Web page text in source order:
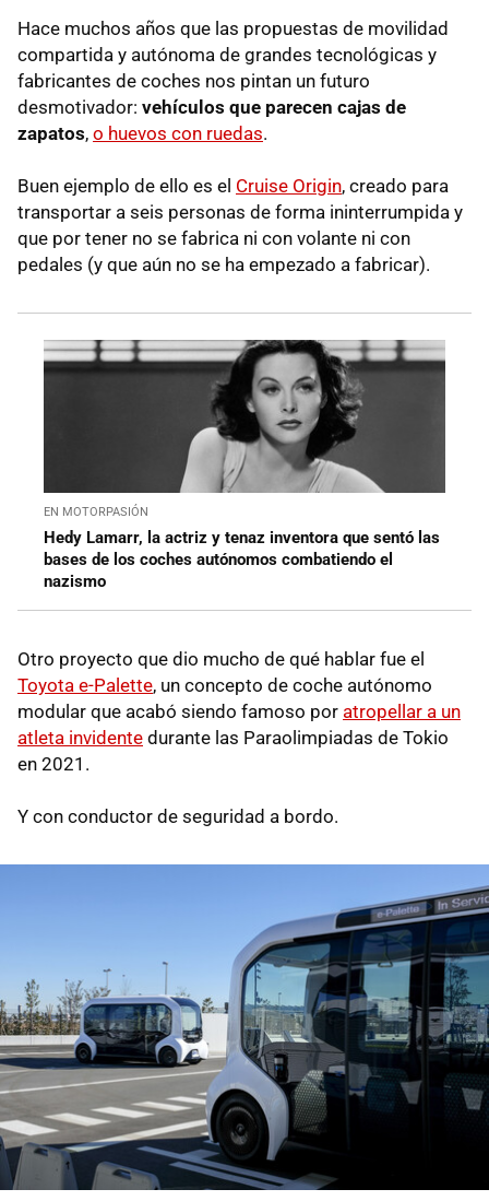
Hace muchos años que las propuestas de movilidad
compartida y autónoma de grandes tecnológicas y
fabricantes de coches nos pintan un futuro
desmotivador: vehículos que parecen cajas de
zapatos, o huevos con ruedas.
Buen ejemplo de ello es el Cruise Origin, creado para
transportar a seis personas de forma ininterrumpida y
que por tener no se fabrica ni con volante ni con
pedales (y que aún no se ha empezado a fabricar).
EN MOTORPASIÓN
Hedy Lamarr, la actriz y tenaz inventora que sentó las
bases de los coches autónomos combatiendo el
nazismo
Otro proyecto que dio mucho de qué hablar fue el
Toyota e-Palette, un concepto de coche autónomo
modular que acabó siendo famoso por atropellar a un
atleta invidente durante las Paraolimpiadas de Tokio
en 2021.
Y con conductor de seguridad a bordo.